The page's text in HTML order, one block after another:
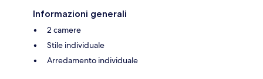
Informazioni generali
2 camere
Stile individuale
Arredamento individuale